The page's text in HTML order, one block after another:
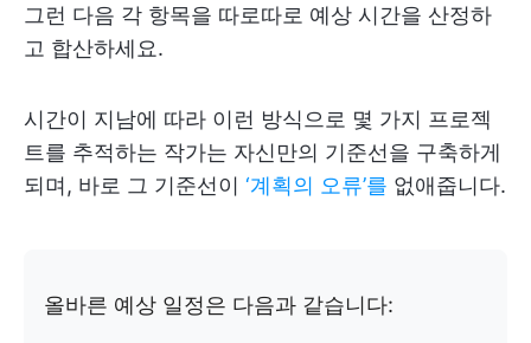
그런 다음 각 항목을 따로따로 예상 시간을 산정하
고 합산하세요.
시간이 지남에 따라 이런 방식으로 몇 가지 프로젝
트를 추적하는 작가는 자신만의 기준선을 구축하게
되며, 바로 그 기준선이 ‘계획의 오류’를 없애줍니다.
올바른 예상 일정은 다음과 같습니다: